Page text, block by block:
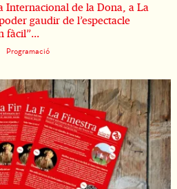
Internacional de la Dona, a La
gaudir de l’espectacle
fàcil”...
Programació